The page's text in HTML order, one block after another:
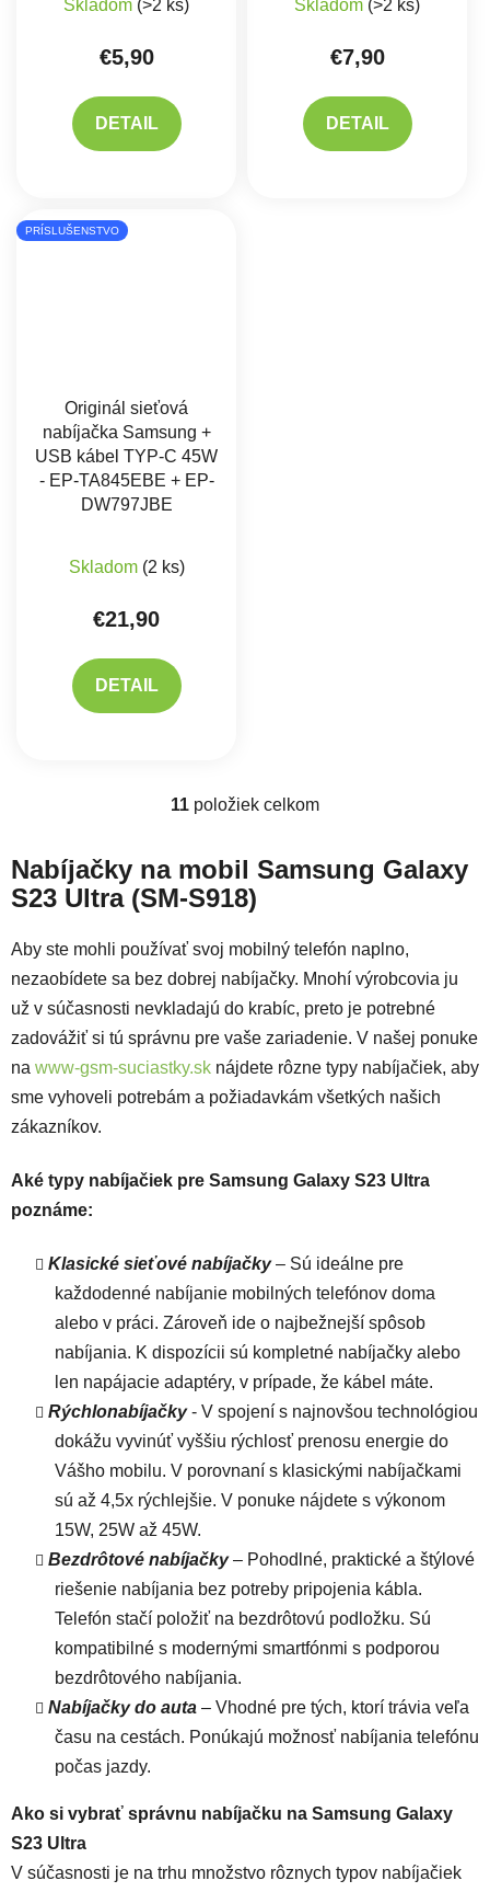
Skladom (>2 ks)
€5,90
DETAIL
Skladom (>2 ks)
€7,90
DETAIL
PRÍSLUŠENSTVO
Originál sieťová
nabíjačka Samsung +
USB kábel TYP-C 45W
- EP-TA845EBE + EP-
DW797JBE
Skladom (2 ks)
€21,90
DETAIL
Ovládacie prvky výpisu
11 položiek celkom
Nabíjačky na mobil Samsung Galaxy
S23 Ultra (SM-S918)
Aby ste mohli používať svoj mobilný telefón naplno,
nezaobídete sa bez dobrej nabíjačky. Mnohí výrobcovia ju
už v súčasnosti nevkladajú do krabíc, preto je potrebné
zadovážiť si tú správnu pre vaše zariadenie. V našej ponuke
na www-gsm-suciastky.sk nájdete rôzne typy nabíjačiek, aby
sme vyhoveli potrebám a požiadavkám všetkých našich
zákazníkov.
Aké typy nabíjačiek pre Samsung Galaxy S23 Ultra
poznáme:
Klasické sieťové nabíjačky– Sú ideálne pre
každodenné nabíjanie mobilných telefónov doma
alebo v práci. Zároveň ide o najbežnejší spôsob
nabíjania. K dispozícii sú kompletné nabíjačky alebo
len napájacie adaptéry, v prípade, že kábel máte.
Rýchlonabíjačky- V spojení s najnovšou technológiou
dokážu vyvinúť vyššiu rýchlosť prenosu energie do
Vášho mobilu. V porovnaní s klasickými nabíjačkami
sú až 4,5x rýchlejšie. V ponuke nájdete s výkonom
15W, 25W až 45W.
Bezdrôtové nabíjačky– Pohodlné, praktické a štýlové
riešenie nabíjania bez potreby pripojenia kábla.
Telefón stačí položiť na bezdrôtovú podložku. Sú
kompatibilné s modernými smartfónmi s podporou
bezdrôtového nabíjania.
Nabíjačky do auta – Vhodné pre tých, ktorí trávia veľa
času na cestách. Ponúkajú možnosť nabíjania telefónu
počas jazdy.
Ako si vybrať správnu nabíjačku na Samsung Galaxy
S23 Ultra
V súčasnosti je na trhu množstvo rôznych typov nabíjačiek